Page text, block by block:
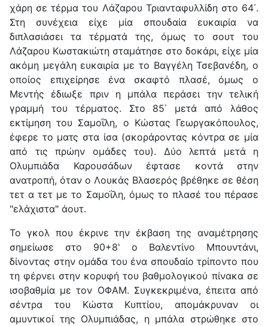
χάρη σε τέρμα του Λάζαρου Τριανταφυλλίδη στο 64΄.
Στη συνέχεια είχε μία σπουδαία ευκαιρία να
διπλασιάσει τα τέρματά της, όμως το σουτ του
Λάζαρου Κωστακιώτη σταμάτησε στο δοκάρι, είχε μία
ακόμη μεγάλη ευκαιρία με το Βαγγέλη Τσεβανέδη, ο
οποίος επιχείρησε ένα σκαφτό πλασέ, όμως ο
Μεντής έδιωξε πριν η μπάλα περάσει την τελική
γραμμή του τέρματος. Στο 85΄ μετά από λάθος
εκτίμηση του Σαμοΐλη, ο Κώστας Γεωργακόπουλος,
έφερε το ματς στα ίσα (σκοράροντας κόντρα σε μία
από τις πρώην ομάδες του). Δύο λεπτά μετά η
Ολυμπιάδα Καρουσάδων έφτασε κοντά στην
ανατροπή, όταν ο Λουκάς Βλασερός βρέθηκε σε θέση
τετ α τετ με το Σαμοΐλη, όμως το πλασέ του πέρασε
"ελάχιστα" άουτ.
Το γκολ που έκρινε την έκβαση της αναμέτρησης
σημείωσε στο 90+8' ο Βαλεντίνο Μπουντάνι,
δίνοντας στην ομάδα του ένα σπουδαίο τρίποντο που
τη φέρνει στην κορυφή του βαθμολογικού πίνακα σε
ισοβαθμία με τον ΟΦΑΜ. Συγκεκριμένα, έπειτα από
σέντρα του Κώστα Κυπτίου, απομάκρυναν οι
αμυντικοί της Ολυμπιάδας, η μπάλα στρώθηκε στο